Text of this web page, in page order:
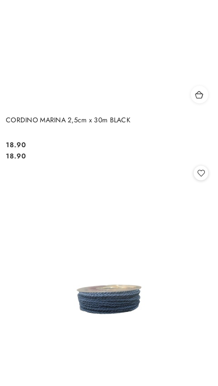
CORDINO MARINA 2,5cm x 30m BLACK
Cena:
18.90
Cena:
18.90